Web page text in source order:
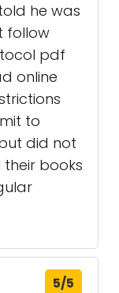
he was
follow
pdf
online
to
did not
books
5/5